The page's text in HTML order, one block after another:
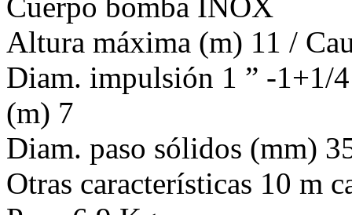
Diam. paso sólidos (mm)
Otras características 10 m
Peso 6,9 Kg
Dimensiones (cm) 22 x 18
Ver características y precios